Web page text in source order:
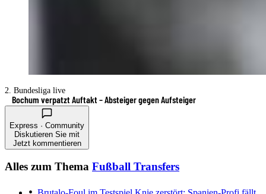
2. Bundesliga live
Bochum verpatzt Auftakt – Absteiger gegen Aufsteiger
Express · Community
Diskutieren Sie mit
Jetzt kommentieren
Alles zum Thema Fußball Transfers